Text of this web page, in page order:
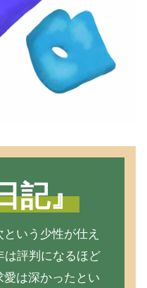
記』
いう少性が仕え
は評判になるほど
は深かったとい